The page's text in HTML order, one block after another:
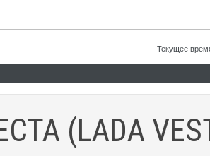
Текущее
(LADA